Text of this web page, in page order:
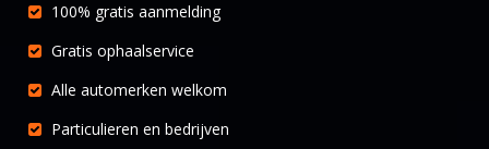
100% gratis aanmelding
Gratis ophaalservice
Alle automerken welkom
Particulieren en bedrijven